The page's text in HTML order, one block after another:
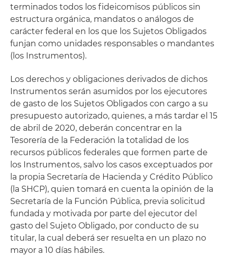
terminados todos los fideicomisos públicos sin
estructura orgánica, mandatos o análogos de
carácter federal en los que los Sujetos Obligados
funjan como unidades responsables o mandantes
(los Instrumentos).
Los derechos y obligaciones derivados de dichos
Instrumentos serán asumidos por los ejecutores
de gasto de los Sujetos Obligados con cargo a su
presupuesto autorizado, quienes, a más tardar el 15
de abril de 2020, deberán concentrar en la
Tesorería de la Federación la totalidad de los
recursos públicos federales que formen parte de
los Instrumentos, salvo los casos exceptuados por
la propia Secretaría de Hacienda y Crédito Público
(la SHCP), quien tomará en cuenta la opinión de la
Secretaría de la Función Pública, previa solicitud
fundada y motivada por parte del ejecutor del
gasto del Sujeto Obligado, por conducto de su
titular, la cual deberá ser resuelta en un plazo no
mayor a 10 días hábiles.